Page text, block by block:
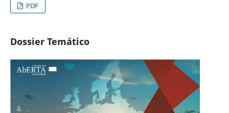
PDF
Dossier Temático